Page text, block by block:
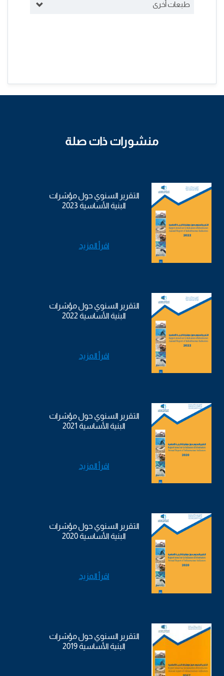
طبعات أخرى
منشورات ذات صلة
التقرير السنوي حول مؤشرات
البنية الأساسية 2023
اقرأ المزيد
التقرير السنوي حول مؤشرات
البنية الأساسية 2022
اقرأ المزيد
التقرير السنوي حول مؤشرات
البنية الأساسية 2021
اقرأ المزيد
التقرير السنوي حول مؤشرات
البنية الأساسية 2020
اقرأ المزيد
التقرير السنوي حول مؤشرات
البنية الأساسية 2019